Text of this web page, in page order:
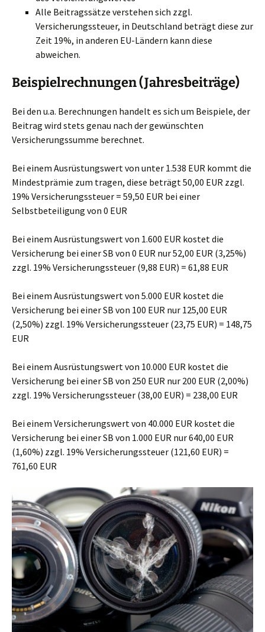
Alle Beitragssätze verstehen sich zzgl.
Versicherungssteuer, in Deutschland beträgt diese zur
Zeit 19%, in anderen EU-Ländern kann diese
abweichen.
Beispielrechnungen (Jahresbeiträge)
Bei den u.a. Berechnungen handelt es sich um Beispiele, der
Beitrag wird stets genau nach der gewünschten
Versicherungssumme berechnet.
Bei einem Ausrüstungswert von unter 1.538 EUR kommt die
Mindestprämie zum tragen, diese beträgt 50,00 EUR zzgl.
19% Versicherungssteuer = 59,50 EUR bei einer
Selbstbeteiligung von 0 EUR
Bei einem Ausrüstungswert von 1.600 EUR kostet die
Versicherung bei einer SB von 0 EUR nur 52,00 EUR (3,25%)
zzgl. 19% Versicherungssteuer (9,88 EUR) = 61,88 EUR
Bei einem Ausrüstungswert von 5.000 EUR kostet die
Versicherung bei einer SB von 100 EUR nur 125,00 EUR
(2,50%) zzgl. 19% Versicherungssteuer (23,75 EUR) = 148,75
EUR
Bei einem Ausrüstungswert von 10.000 EUR kostet die
Versicherung bei einer SB von 250 EUR nur 200 EUR (2,00%)
zzgl. 19% Versicherungssteuer (38,00 EUR) = 238,00 EUR
Bei einem Versicherungswert von 40.000 EUR kostet die
Versicherung bei einer SB von 1.000 EUR nur 640,00 EUR
(1,60%) zzgl. 19% Versicherungssteuer (121,60 EUR) =
761,60 EUR